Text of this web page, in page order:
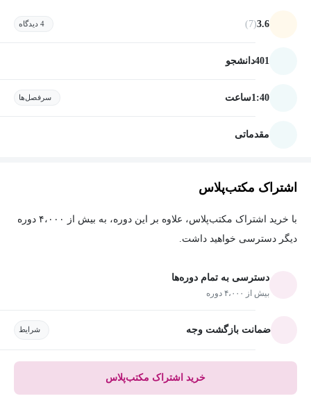
3.6
(7) 4 دیدگاه
401دانشجو
1:40ساعت سرفصل‌ها
مقدماتی
اشتراک مکتب‌پلاس
با خرید اشتراک مکتب‌پلاس، علاوه بر این دوره، به بیش از ۴،۰۰۰ دوره
دیگر دسترسی خواهید داشت.
دسترسی به تمام دوره‌ها
بیش از ۴،۰۰۰ دوره
ضمانت بازگشت وجه شرایط
خرید اشتراک مکتب‌پلاس